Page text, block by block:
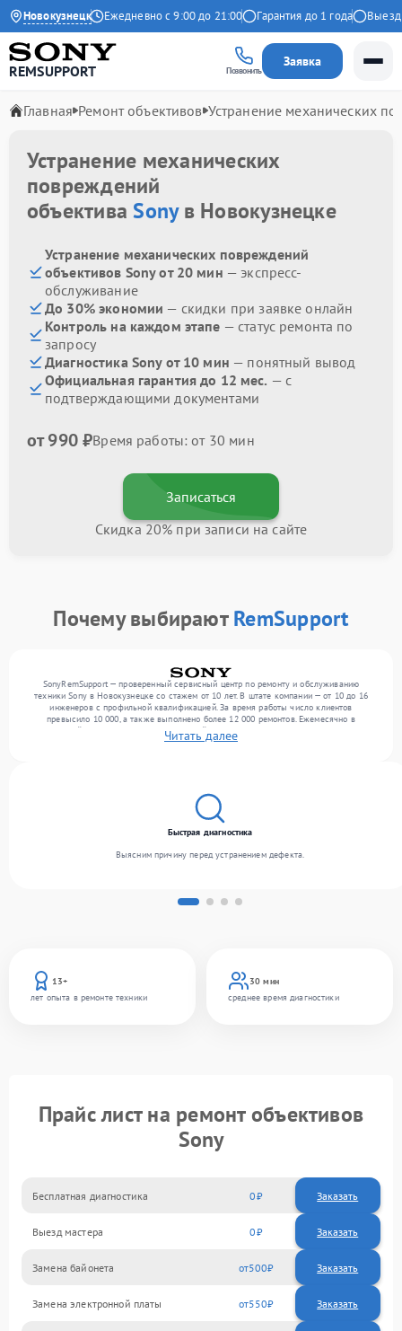
Новокузнецк
4.9 на Яндекс Ежедневно с 9:00 до 21:00 Гарантия до 1 года Выезд
REMSUPPORT Позвонить
Заявка
Главная Ремонт объективов Устранение механических
Устранение механических
повреждений
объективаSonyв Новокузнецке
Устранение механических повреждений
объективов Sony от 20 мин — экспресс-
обслуживание
До 30% экономии — скидки при заявке онлайн
Контроль на каждом этапе — статус ремонта по
запросу
Диагностика Sony от 10 мин — понятный вывод
Официальная гарантия до 12 мес. — с
подтверждающими документами
от 990 ₽Время работы: от 30 мин
Записаться
Скидка 20% при записи на сайте
Почему выбираютRemSupport
SonyRemSupport — проверенный сервисный центр по ремонту и обслуживанию
техники Sony в Новокузнецке со стажем от 10 лет. В штате компании — от 10 до 16
инженеров с профильной квалификацией. За время работы число клиентов
превысило 10 000, а также выполнено более 12 000 ремонтов. Ежемесячно в
сервисный центр поступает от 300 устройств, включая , , . Мы выполняем ремонт
различного уровня сложности и гарантируем высокое качество обслуживания
Читать далее
13+
лет опыта в ремонте техники
30 мин
среднее время диагностики
Быстрая диагностика
Выясним причину перед устранением дефекта.
Прайс лист на ремонт объективов
Sony
Бесплатная диагностика 0 Заказать
Выезд мастера 0 Заказать
Замена байонета 500
Замена электронной платы 550